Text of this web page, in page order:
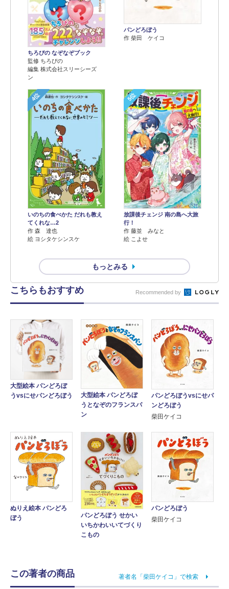
ちろぴの なぞなぞブック
監修 ちろぴの
編集 株式会社スリーシーズ
ン
パンどろぼう
作 柴田 ケイコ
4位
いのちの食べかた だれも教え
てくれな…2
作 森 達也
絵 ヨシタケシンスケ
5位
放課後チェンジ 南の島へ大旅
行！
作 藤並 みなと
絵 こよせ
もっとみる
こちらもおすすめ Recommended by
大型絵本 パンどろぼ
うvsにせパンどろぼう
大型絵本 パンどろぼ
うとなぞのフランスパ
ン
パンどろぼうvsにせパ
ンどろぼう
柴田ケイコ
ぬりえ絵本 パンどろ
ぼう
パンどろぼう せかい
いちかわいいてづくり
こもの
パンどろぼう
柴田ケイコ
この著者の商品 著者名「柴田ケイコ」で検索